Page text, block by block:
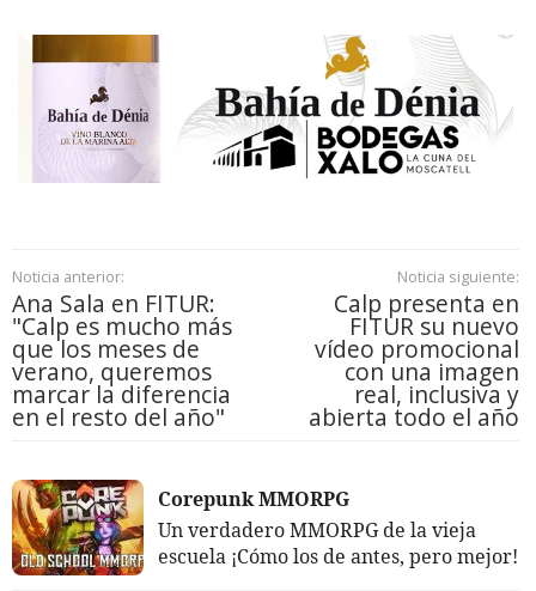
Noticia anterior:
Ana Sala en FITUR:
"Calp es mucho más
que los meses de
verano, queremos
marcar la diferencia
en el resto del año"
Noticia siguiente:
Calp presenta en
FITUR su nuevo
vídeo promocional
con una imagen
real, inclusiva y
abierta todo el año
Corepunk MMORPG
Un verdadero MMORPG de la vieja
escuela ¡Cómo los de antes, pero mejor!